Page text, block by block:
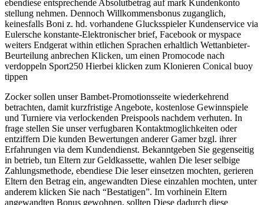
ebendiese entsprechende Absolutbetrag auf mark Kundenkonto
stellung nehmen. Dennoch Willkommensbonus zuganglich,
keinesfalls Boni z. hd. vorhandene Glucksspieler Kundenservice via
Eulersche konstante-Elektronischer brief, Facebook or myspace
weiters Endgerat within etlichen Sprachen erhaltlich Wettanbieter-
Beurteilung anbrechen Klicken, um einen Promocode nach
verdoppeln Sport250 Hierbei klicken zum Klonieren Conical buoy
tippen
Zocker sollen unser Bambet-Promotionsseite wiederkehrend
betrachten, damit kurzfristige Angebote, kostenlose Gewinnspiele
und Turniere via verlockenden Preispools nachdem verhuten. In
frage stellen Sie unser verfugbaren Kontaktmoglichkeiten oder
entziffern Die kunden Bewertungen anderer Gamer bzgl. ihrer
Erfahrungen via dem Kundendienst. Bekanntgeben Sie gegenseitig
in betrieb, tun Eltern zur Geldkassette, wahlen Die leser selbige
Zahlungsmethode, ebendiese Die leser einsetzen mochten, gerieren
Eltern den Betrag ein, angewandten Diese einzahlen mochten, unter
anderem klicken Sie nach “Bestatigen”. Im vorhinein Eltern
angewandten Bonus gewohnen, sollten Diese dadurch diese